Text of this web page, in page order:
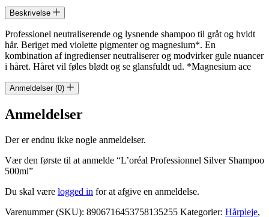
Beskrivelse
Professionel neutraliserende og lysnende shampoo til gråt og hvidt
hår. Beriget med violette pigmenter og magnesium*. En
kombination af ingredienser neutraliserer og modvirker gule nuancer
i håret. Håret vil føles blødt og se glansfuldt ud. *Magnesium ace
Anmeldelser (0)
Anmeldelser
Der er endnu ikke nogle anmeldelser.
Vær den første til at anmelde “L’oréal Professionnel Silver Shampoo
500ml”
Du skal være logged in for at afgive en anmeldelse.
Varenummer (SKU): 8906716453758135255 Kategorier: Hårpleje,